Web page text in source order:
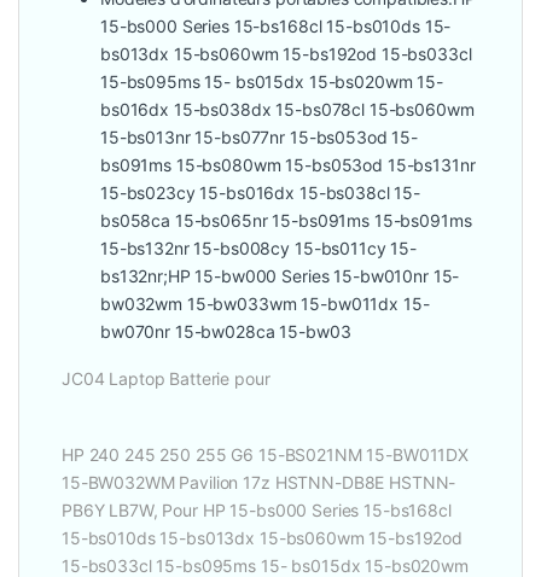
15-bs000 Series 15-bs168cl 15-bs010ds 15-
bs013dx 15-bs060wm 15-bs192od 15-bs033cl
15-bs095ms 15- bs015dx 15-bs020wm 15-
bs016dx 15-bs038dx 15-bs078cl 15-bs060wm
15-bs013nr 15-bs077nr 15-bs053od 15-
bs091ms 15-bs080wm 15-bs053od 15-bs131nr
15-bs023cy 15-bs016dx 15-bs038cl 15-
bs058ca 15-bs065nr 15-bs091ms 15-bs091ms
15-bs132nr 15-bs008cy 15-bs011cy 15-
bs132nr;HP 15-bw000 Series 15-bw010nr 15-
bw032wm 15-bw033wm 15-bw011dx 15-
bw070nr 15-bw028ca 15-bw03
JC04 Laptop Batterie pour
HP 240 245 250 255 G6 15-BS021NM 15-BW011DX
15-BW032WM Pavilion 17z HSTNN-DB8E HSTNN-
PB6Y LB7W, Pour HP 15-bs000 Series 15-bs168cl
15-bs010ds 15-bs013dx 15-bs060wm 15-bs192od
15-bs033cl 15-bs095ms 15- bs015dx 15-bs020wm